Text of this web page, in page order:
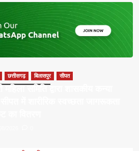
छत्तीसगढ़ बिलासपुर सीपत